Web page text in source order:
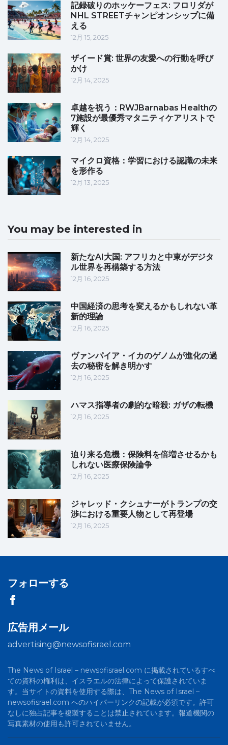
記録破りのホッケーフェス: フロリダが
NHL STREETチャンピオンシップに備
える
12月 15, 2025
ザイード賞: 世界の友愛への行動を呼び
かけ
12月 14, 2025
卓越を祝う：RWJBarnabas Healthの
7施設が最優秀マタニティケアリストで
輝く
12月 14, 2025
マイクロ資格：学習における認識の未来
を形作る
12月 13, 2025
You may be interested in
新たなAI大国: アフリカと中東がデジタ
ル世界を再構築する方法
12月 16, 2025
中国経済の思考を変えるかもしれない革
新的理論
12月 16, 2025
ヴァンパイア・イカのゲノムが進化の過
去の秘密を解き明かす
12月 16, 2025
ハマス指導者の劇的な暗殺: ガザの転機
12月 16, 2025
迫り来る危機：保険料を倍増させるかも
しれない医療保険論争
12月 16, 2025
ジャレッド・クシュナーがトランプの交
渉における重要人物として再登場
12月 16, 2025
フォローする
広告用メール
advertising@newsofisrael.com
The News of Israel – newsofisrael.com に掲載されているすべ
ての資料の権利は、イスラエルの法律によって保護されていま
す。当サイトの資料を使用する際は、The News of Israel –
newsofisrael.com へのハイパーリンクの記載が必須です。許可
なしに独占記事を複製することは禁止されています。報道機関の
写真素材の使用も許可されていません。